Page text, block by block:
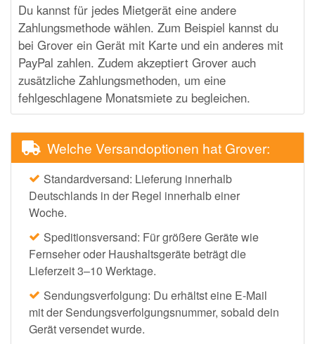
Du kannst für jedes Mietgerät eine andere
Zahlungsmethode wählen. Zum Beispiel kannst du
bei Grover ein Gerät mit Karte und ein anderes mit
PayPal zahlen. Zudem akzeptiert Grover auch
zusätzliche Zahlungsmethoden, um eine
fehlgeschlagene Monatsmiete zu begleichen.
Welche Versandoptionen hat Grover:
Standardversand: Lieferung innerhalb
Deutschlands in der Regel innerhalb einer
Woche.
Speditionsversand: Für größere Geräte wie
Fernseher oder Haushaltsgeräte beträgt die
Lieferzeit 3–10 Werktage.
Sendungsverfolgung: Du erhältst eine E-Mail
mit der Sendungsverfolgungsnummer, sobald dein
Gerät versendet wurde.